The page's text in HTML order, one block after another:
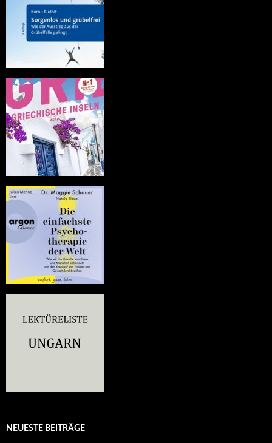
NEUESTE BEITRÄGE